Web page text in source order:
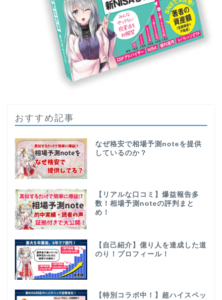
おすすめ記事
なぜ格安で相場予測noteを提供
しているのか？
【リアルな口コミ】爆益報告多
数！相場予測noteの評判まと
め！
【自己紹介】億り人を達成した道
のり！プロフィール！
【特別コラボ中！】超ハイスペッ